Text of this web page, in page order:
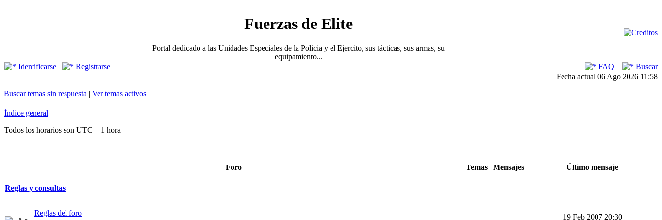
Fuerzas de Elite
Portal dedicado a las Unidades Especiales de la Policia y el Ejercito, sus tácticas, sus armas, su
equipamiento...
Identificarse
Registrarse FAQ
Buscar
Fecha actual 06 Ago 2026 11:58
Buscar temas sin respuesta | Ver temas activos
Índice general
Todos los horarios son UTC + 1 hora
Foro Temas Mensajes Último mensaje
Reglas y consultas
Reglas del foro 19 Feb 2007 20:30